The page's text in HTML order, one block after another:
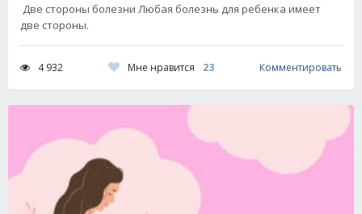
Две стороны болезни Любая болезнь для ребенка имеет
две стороны.
4 932 Мне нравится 23 Комментировать